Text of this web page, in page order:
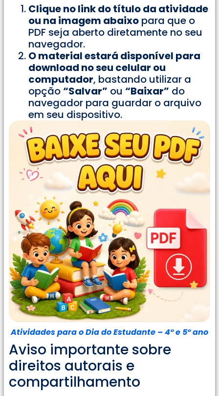
Clique no link do título da atividade
ou na imagem abaixo para que o
PDF seja aberto diretamente no seu
navegador.
O material estará disponível para
download no seu celular ou
computador, bastando utilizar a
opção “Salvar” ou “Baixar” do
navegador para guardar o arquivo
em seu dispositivo.
Atividades para o Dia do Estudante – 4° e 5° ano
Aviso importante sobre
direitos autorais e
compartilhamento